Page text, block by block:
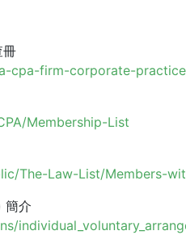
冊
cpa-firm-corporate-
Membership-List
The-Law-List/Members-
簡介